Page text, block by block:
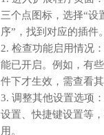
三个点图标，选择“设
序”，找到对应的插件。
2. 检查功能启用情况
能已开启。例如，有
件下才生效，需查看
3. 调整其他设置选项
设置、快捷键设置等
用。